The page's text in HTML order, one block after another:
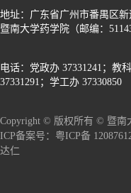
地址：广东省广州市番禺区
暨南大学药学院（邮编：
电话：党政办 37331241；教
37331291；学工办 37330850
Copyright © 版权所有 © 暨南
ICP备案号：粤ICP备
达仁